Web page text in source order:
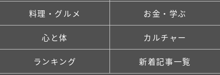
料理・グルメ お金・学ぶ
心と体 カルチャー
ランキング 新着記事一覧